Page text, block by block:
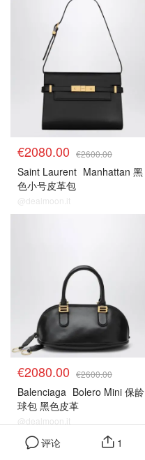
€2080.00 €2600.00
Saint Laurent Manhattan 黑
色小号皮革包
@dealmoon.it
€2080.00 €2600.00
Balenciaga Bolero Mini 保龄
球包 黑色皮革
@dealmoon.it
评论 1